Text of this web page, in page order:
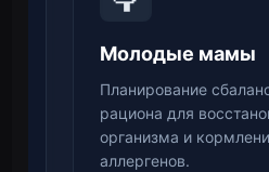
Молодые мамы
Планирование
рациона для
организма и
аллергенов.